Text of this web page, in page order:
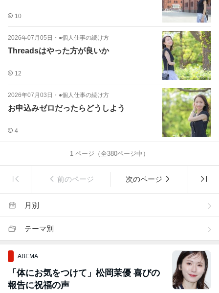
10
2026年07月05日 ・ ●個人仕事の続け方
Threadsはやった方が良いか
12
2026年07月03日 ・ ●個人仕事の続け方
お申込みゼロだったらどうしよう
4
1 ページ（全380ページ中）
前のページ 次のページ
月別
テーマ別
ABEMA
「体にお気をつけて」松岡茉優 喜びの
報告に祝福の声